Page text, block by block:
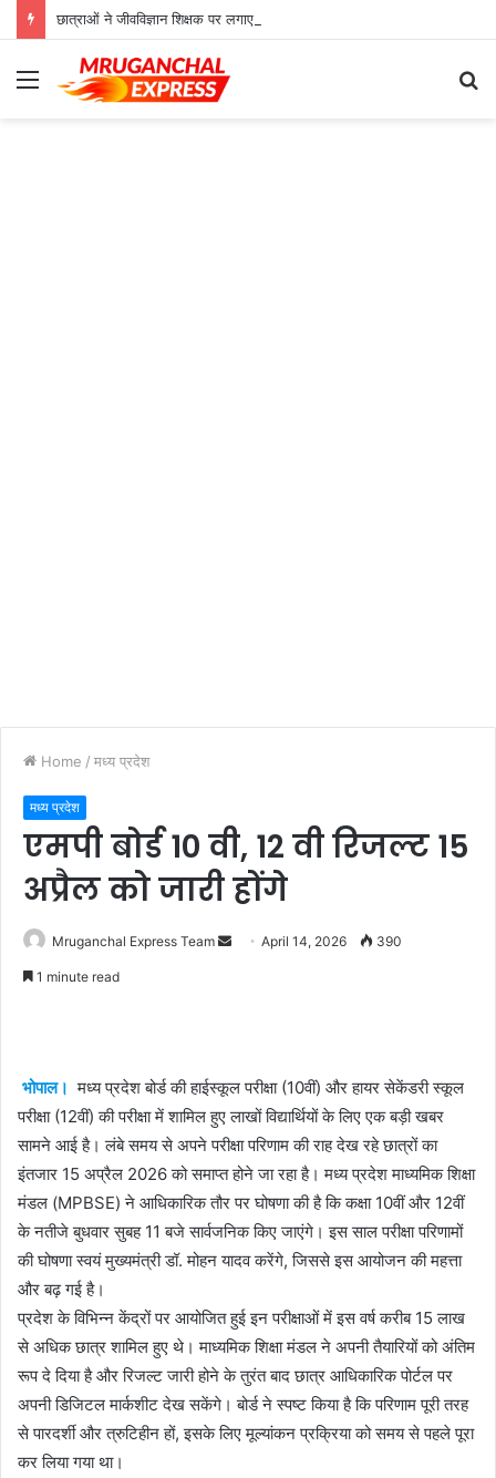
छात्राओं ने जीवविज्ञान शिक्षक पर लगाए गंभीर आरोप
Menu
Home / मध्य प्रदेश
मध्य प्रदेश
एमपी बोर्ड 10 वी, 12 वी रिजल्ट 15
अप्रैल को जारी होंगे
Mruganchal Express Team
Send April 14, 2026 390
1 minute read
भोपाल। मध्य प्रदेश बोर्ड की हाईस्कूल परीक्षा (10वीं) और हायर सेकेंडरी स्कूल
परीक्षा (12वीं) की परीक्षा में शामिल हुए लाखों विद्यार्थियों के लिए एक बड़ी खबर
सामने आई है। लंबे समय से अपने परीक्षा परिणाम की राह देख रहे छात्रों का
इंतजार 15 अप्रैल 2026 को समाप्त होने जा रहा है। मध्य प्रदेश माध्यमिक शिक्षा
मंडल (MPBSE) ने आधिकारिक तौर पर घोषणा की है कि कक्षा 10वीं और 12वीं
के नतीजे बुधवार सुबह 11 बजे सार्वजनिक किए जाएंगे। इस साल परीक्षा परिणामों
की घोषणा स्वयं मुख्यमंत्री डॉ. मोहन यादव करेंगे, जिससे इस आयोजन की महत्ता
और बढ़ गई है।
प्रदेश के विभिन्न केंद्रों पर आयोजित हुई इन परीक्षाओं में इस वर्ष करीब 15 लाख
से अधिक छात्र शामिल हुए थे। माध्यमिक शिक्षा मंडल ने अपनी तैयारियों को अंतिम
रूप दे दिया है और रिजल्ट जारी होने के तुरंत बाद छात्र आधिकारिक पोर्टल पर
अपनी डिजिटल मार्कशीट देख सकेंगे। बोर्ड ने स्पष्ट किया है कि परिणाम पूरी तरह
से पारदर्शी और त्रुटिहीन हों, इसके लिए मूल्यांकन प्रक्रिया को समय से पहले पूरा
कर लिया गया था।